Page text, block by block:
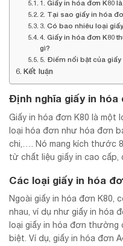
1. Giấy in hóa đơn K80
2. Tại sao giấy in hóa
3. Có bao nhiêu loại
4. Giấy in hóa đơn K80
gì?
5. Điểm nổi bật của giấy
Kết luận
Định nghĩa giấy in hóa
Giấy in hóa đơn K80 là một
loại hóa đơn như hóa đơn
chi,…. Nó mang kích thước
từ chất liệu giấy in cao
Các loại giấy in hóa
Ngoài giấy in hóa đơn K80,
nhau, ví dụ như giấy in hóa
loại giấy in hóa đơn
biệt. Ví dụ, giấy in hóa đơn